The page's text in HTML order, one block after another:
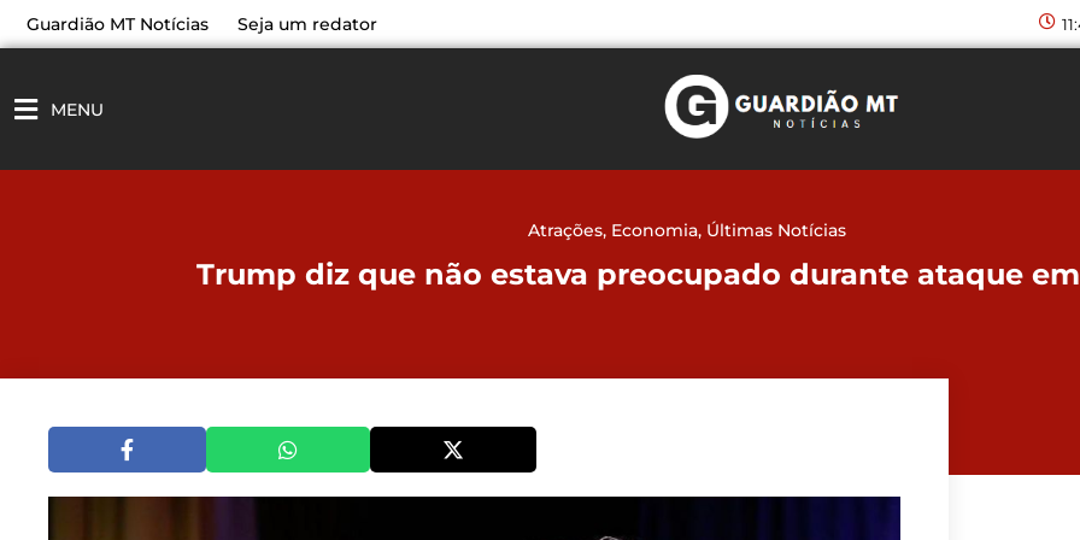
paraGuardião MT Notícias Seja um redator
MENU
Atrações, Economia, Últimas Notícias
Trump diz que não estava preocupado durante ataque